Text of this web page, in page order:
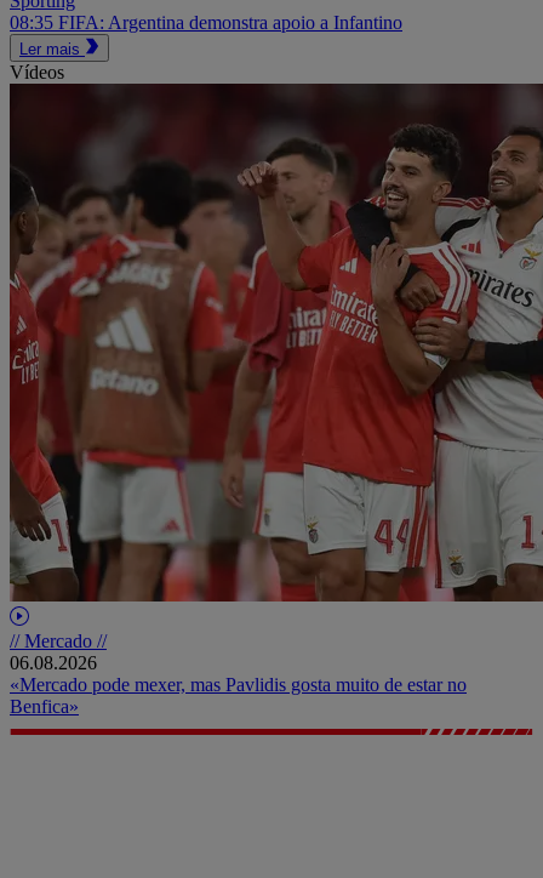
08:35 FIFA: Argentina demonstra apoio a Infantino
Ler mais
Vídeos
// Mercado //
06.08.2026
«Mercado pode mexer, mas Pavlidis gosta muito de estar no
Benfica»